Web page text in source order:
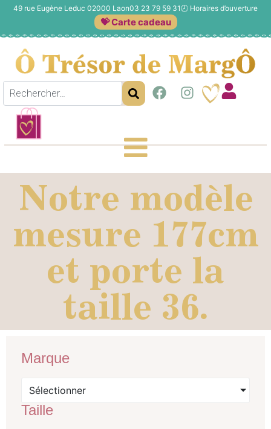
49 rue Eugène Leduc 02000 Laon03 23 79 59 31🕗 Horaires d’ouverture
💝 Carte cadeau
Notre modèle
mesure 177cm
et porte la
taille 36.
Marque
Sélectionner
Taille